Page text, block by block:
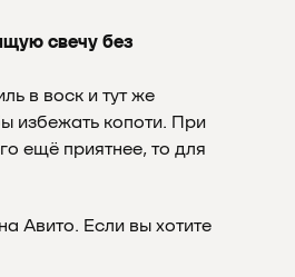
свечу без
в воск и тут же
избежать копоти. При
ещё приятнее, то для
Авито. Если вы хотите